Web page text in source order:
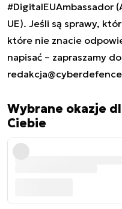
#DigitalEUAmbassador
UE). Jeśli są sprawy,
które nie znacie
napisać – zapraszamy
Wybrane okazje
Ciebie